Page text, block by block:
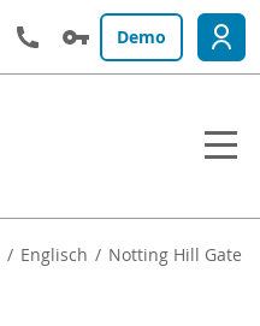
Demo
Englisch Notting Hill Gate